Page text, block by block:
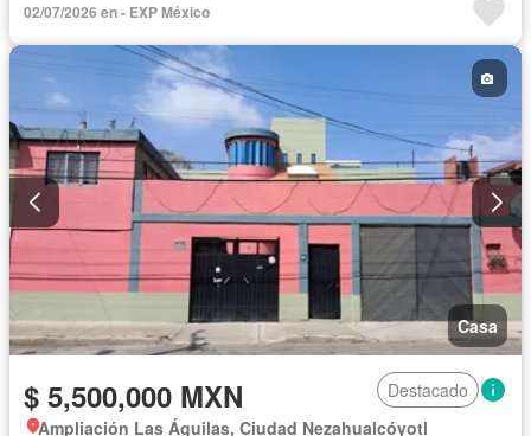
02/07/2026 en - EXP México
Casa
$ 5,500,000 MXN
Destacado
Ampliación Las Águilas, Ciudad Nezahualcóyotl